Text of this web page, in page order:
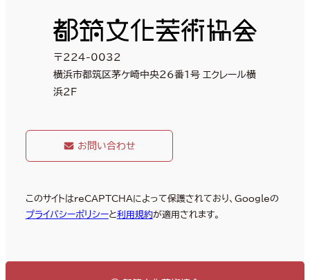
〒224-0032
横浜市都筑区茅ケ崎中央26番1号 エクレール横
浜2F
お問い合わせ
このサイトはreCAPTCHAによって保護されており、Googleの
プライバシーポリシーと利用規約が適用されます。